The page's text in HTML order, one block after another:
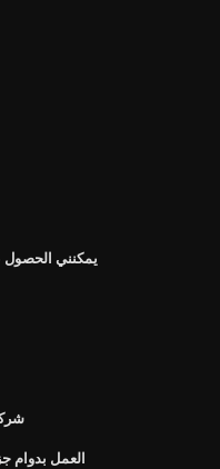
يمكنني الحصول
العمل بدوام